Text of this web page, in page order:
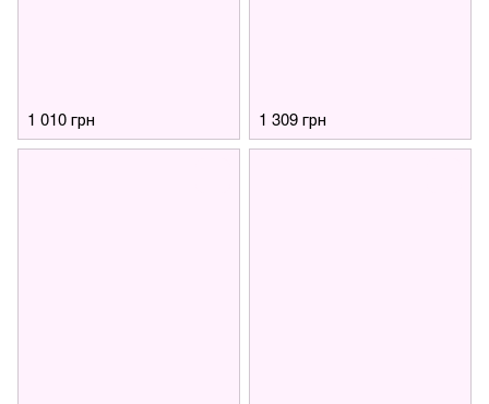
1 010 грн 1 309 грн